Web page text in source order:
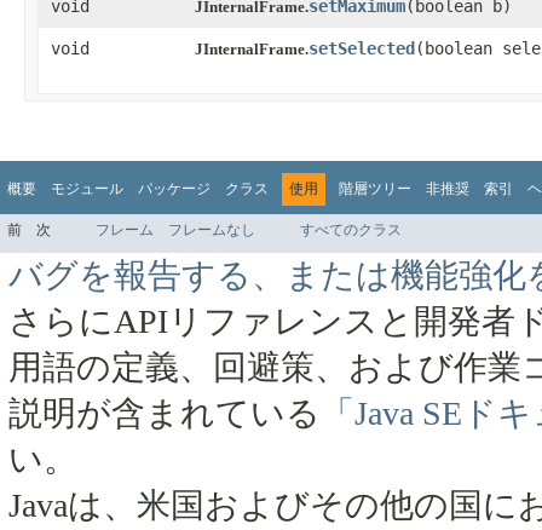
void JInternalFrame.setMaximum​(boolean b)
void JInternalFrame.setSelected ​(boolean
概要 モジュール パッケージ クラス 使用 階層ツリー 非推奨 索引
前 次 フレーム フレームなし すべてのクラス
バグを報告する、または機能強化
さらにAPIリファレンスと開発者
用語の定義、回避策、および作
説明が含まれている
「Java SEド
い。
Javaは、米国およびその他の国に